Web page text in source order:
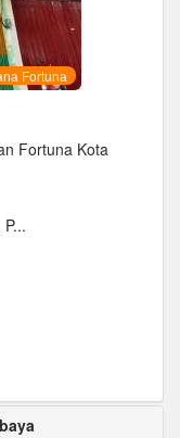
Fortuna
Fortuna Kota